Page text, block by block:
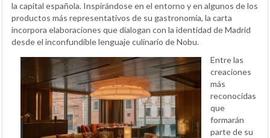
la capital española. Inspirándose en el entorno y en algunos de los
productos más representativos de su gastronomía, la carta
incorpora elaboraciones que dialogan con la identidad de Madrid
desde el inconfundible lenguaje culinario de Nobu.
Entre las
creaciones
más
reconocidas
que
formarán
parte de su